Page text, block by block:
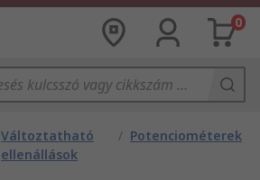
0
Változtatható
ellenállások
/ Potenciométerek